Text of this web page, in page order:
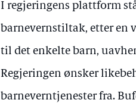
I regjeringens plattform
barnevernstiltak, etter en
til det enkelte barn,
Regjeringen ønsker
barneverntjenester fra.